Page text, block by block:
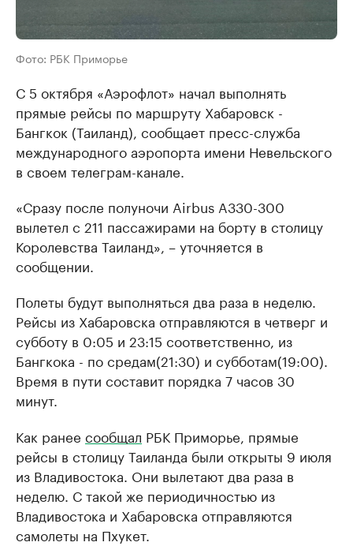
Фото: РБК Приморье
С 5 октября «Аэрофлот» начал выполнять
прямые рейсы по маршруту Хабаровск -
Бангкок (Таиланд), сообщает пресс-служба
международного аэропорта имени Невельского
в своем телеграм-канале.
«Сразу после полуночи Airbus A330-300
вылетел с 211 пассажирами на борту в столицу
Королевства Таиланд», – уточняется в
сообщении.
Полеты будут выполняться два раза в неделю.
Рейсы из Хабаровска отправляются в четверг и
субботу в 0:05 и 23:15 соответственно, из
Бангкока - по средам(21:30) и субботам(19:00).
Время в пути составит порядка 7 часов 30
минут.
Как ранее сообщал РБК Приморье, прямые
рейсы в столицу Таиланда были открыты 9 июля
из Владивостока. Они вылетают два раза в
неделю. С такой же периодичностью из
Владивостока и Хабаровска отправляются
самолеты на Пхукет.